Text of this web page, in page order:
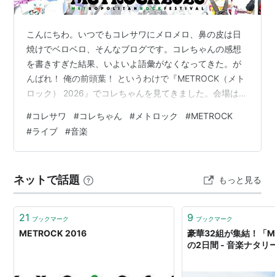
こんにちわ。いつでもコレサワにメロメロ、鼻の皮は日
焼けでベロベロ、そんなブログです。コレちゃんの感想
を書きすぎた結果、いよいよ語彙がなくなってきた。が
んばれ！ 俺の前頭葉！ というわけで『METROCK（メト
ロック） 2026』でコレちゃんを見てきました。会場は大
称は『OSAKA METROPOLITAN ROCK FESTIVAL
2026』だそう。 当初はコレちゃんを5月に見る予定じゃ
なかったけど、東京のメトロックで新曲「ずっと1番にし
ブでやるのは6月が初披露だろうと勝手に思ってたので、
完…
#コレサワ #コレちゃん # メトロック #METROCK
#ライブ #音楽
ネットで話題 もっと見る
21 ブックマーク
METROCK 2016
9 ブックマーク
豪華32組が集結！「
の2日間 - 音楽ナタリ